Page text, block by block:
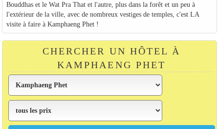
Bouddhas et le Wat Pra That et l'autre, plus dans la forêt et un peu à
l'extérieur de la ville, avec de nombreux vestiges de temples, c'est LA
visite à faire à Kamphaeng Phet !
CHERCHER UN HÔTEL À
KAMPHAENG PHET